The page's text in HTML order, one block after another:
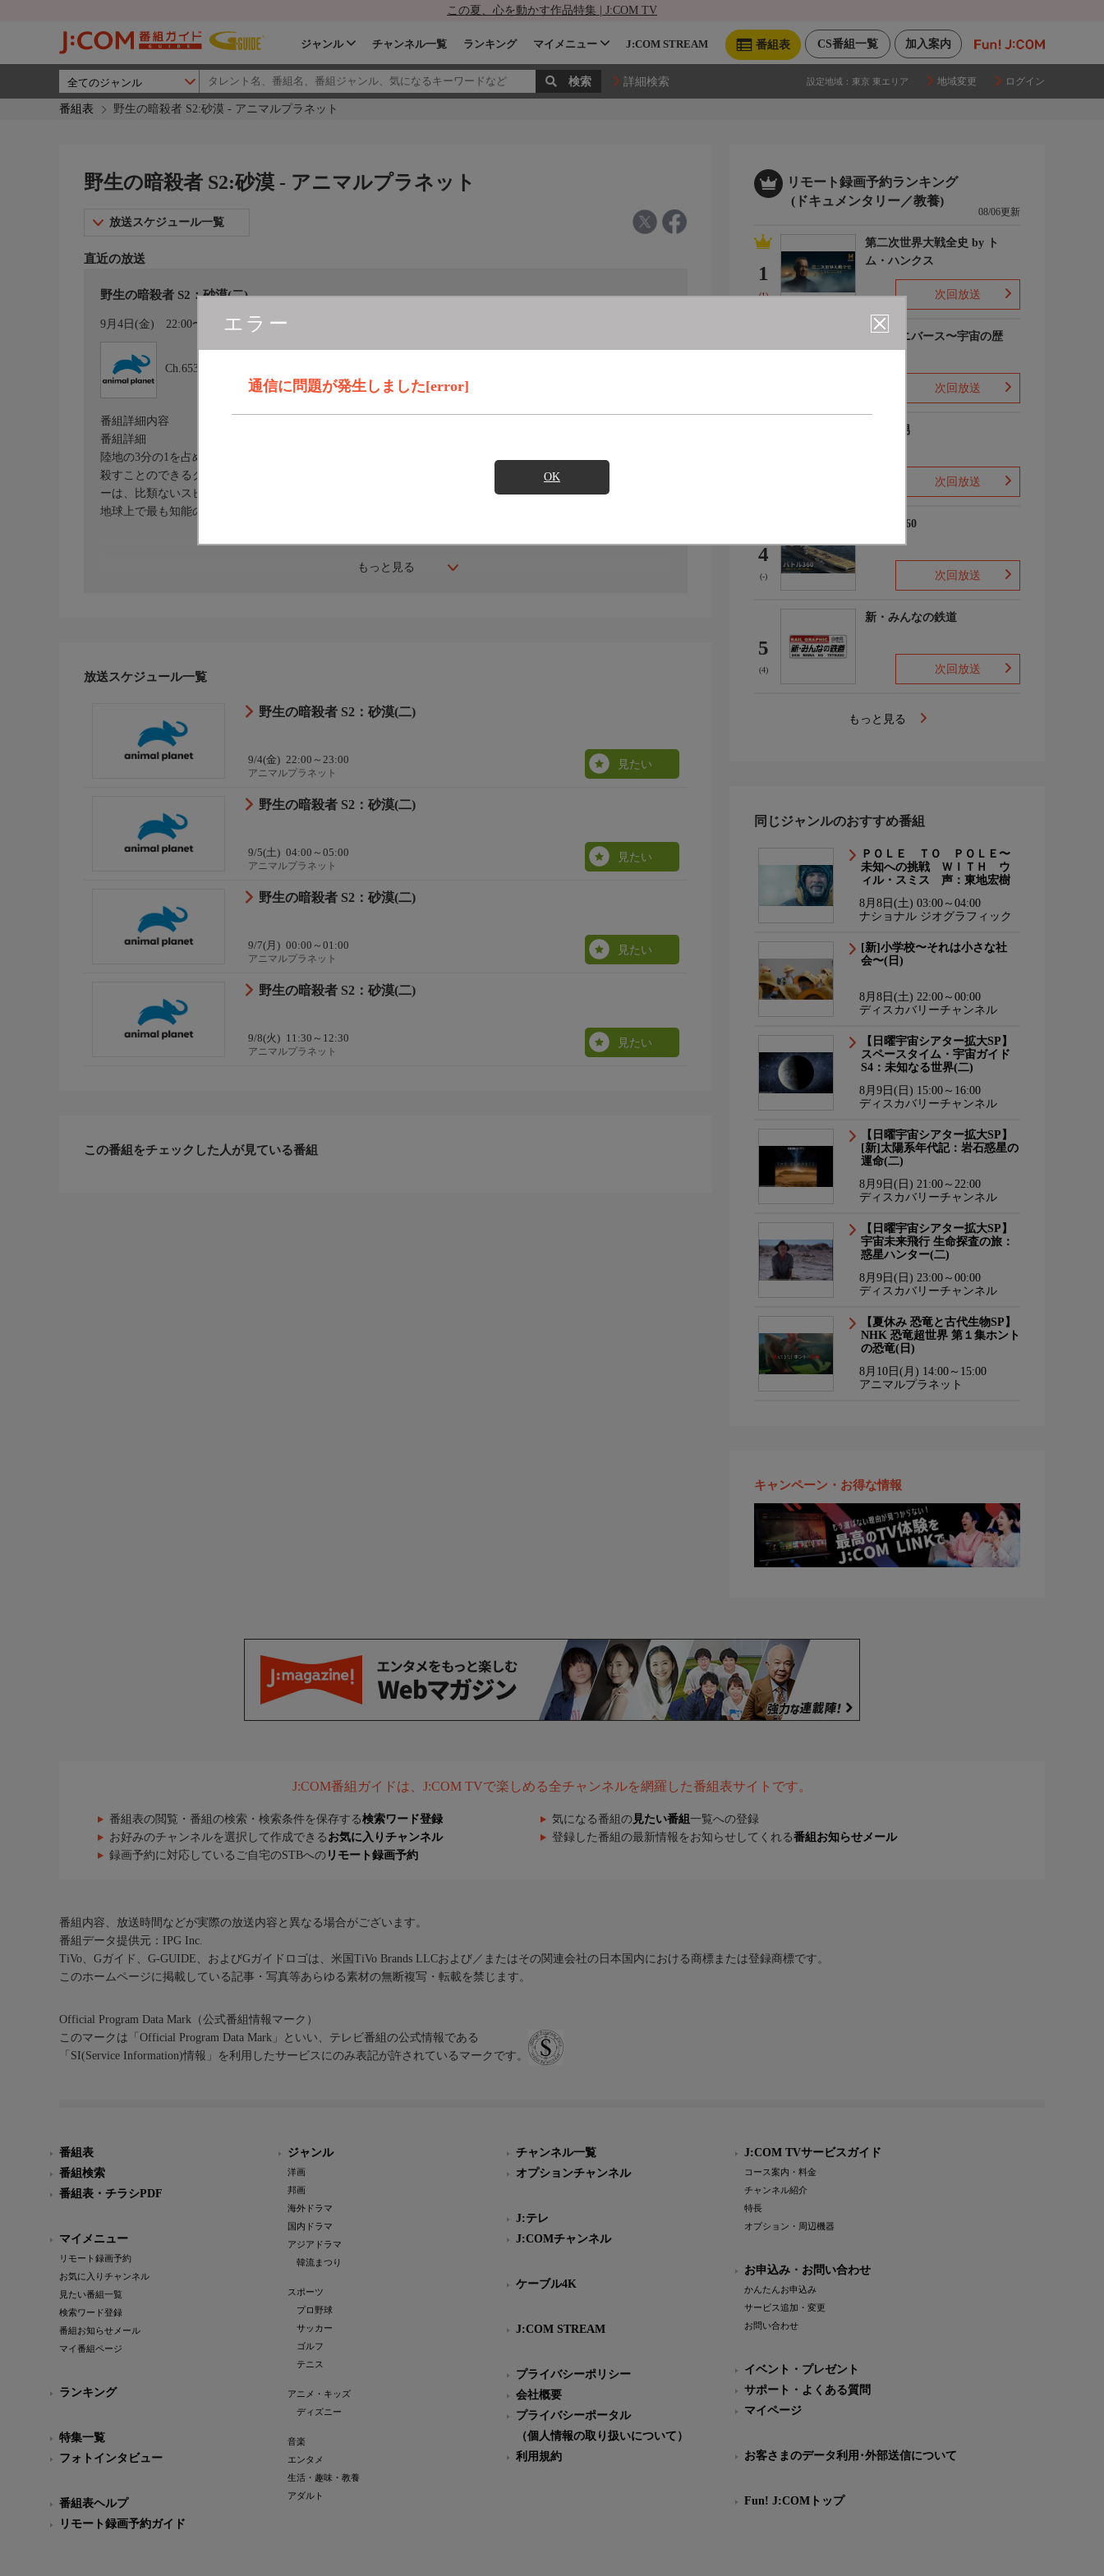
この夏、心を動かす作品特集 | J:COM TV
加入案内
CS番組一覧
番組表
ジャンル チャンネル一覧 ランキング マイメニュー J:COM STREAM
詳細検索 設定地域： 東京 東エリア 地域変更 ログイン
番組表 野生の暗殺者 S2:砂漠 - アニマルプラネット
エラー
通信に問題が発生しました[error]
OK
野生の暗殺者 S2:砂漠 - アニマルプラネット
放送スケジュール一覧
直近の放送
野生の暗殺者 S2：砂漠(二)
9月4日(金) 22:00〜23:00 カレンダー登録
Ch.653
もっと見る
番組詳細内容
番組詳細
陸地の3分の1を占める砂漠は、恐るべき危険な生物たちのすみかだ。猛スピードで攻撃を仕掛け、獲物をかみ
殺すことのできるクサリヘビや、夜な夜な遠吠えする狩りの達人、コヨーテ。イランだけに住むアジアチータ
ーは、比類ないスピードと狡猾さを持つ恐ろしい肉食獣だ。オオトカゲは獲物を毒で麻痺させて殺すという、
地球上で最も知能の高いは虫類である。今回は、そんな砂漠の暗殺者たちを紹介する。
放送スケジュール一覧
野生の暗殺者 S2：砂漠(二)
9/4(金) 22:00～23:00
アニマルプラネット
見たい
野生の暗殺者 S2：砂漠(二)
9/5(土) 04:00～05:00
アニマルプラネット
見たい
野生の暗殺者 S2：砂漠(二)
9/7(月) 00:00～01:00
アニマルプラネット
見たい
野生の暗殺者 S2：砂漠(二)
9/8(火) 11:30～12:30
アニマルプラネット
見たい
この番組をチェックした人が見ている番組
リモート録画予約ランキング
(ドキュメンタリー／教養)
08/06更新
1
(1)
第二次世界大戦全史 by ト
ム・ハンクス
次回放送
ザ・ユニバース〜宇宙の歴
次回放送
ザ・森男
次回放送
4
(-)
バトル360
次回放送
5
(4)
新・みんなの鉄道
次回放送
もっと見る
同じジャンルのおすすめ番組
ＰＯＬＥ ＴＯ ＰＯＬＥ〜
未知への挑戦 ＷＩＴＨ ウ
ィル・スミス 声：東地宏樹
8月8日(土) 03:00～04:00
ナショナル ジオグラフィック
[新]小学校〜それは小さな社
会〜(日)
8月8日(土) 22:00～00:00
ディスカバリーチャンネル
【日曜宇宙シアター拡大SP】
スペースタイム・宇宙ガイド
S4：未知なる世界(二)
8月9日(日) 15:00～16:00
ディスカバリーチャンネル
【日曜宇宙シアター拡大SP】
[新]太陽系年代記：岩石惑星の
運命(二)
8月9日(日) 21:00～22:00
ディスカバリーチャンネル
【日曜宇宙シアター拡大SP】
宇宙未来飛行 生命探査の旅：
惑星ハンター(二)
8月9日(日) 23:00～00:00
ディスカバリーチャンネル
【夏休み 恐竜と古代生物SP】
NHK 恐竜超世界 第１集ホント
の恐竜(日)
8月10日(月) 14:00～15:00
アニマルプラネット
キャンペーン・お得な情報
J:COM番組ガイドは、J:COM TVで楽しめる全チャンネルを網羅した番組表サイトです。
番組表の閲覧・番組の検索・検索条件を保存する検索ワード登録 気になる番組の 見たい番組 一覧への登録
お好みのチャンネルを選択して作成できる お気に入りチャンネル 登録した番組の最新情報をお知らせしてくれる番組お知らせメール
録画予約に対応しているご自宅のSTBへの リモート録画予約
番組内容、放送時間などが実際の放送内容と異なる場合がございます。
番組データ提供元：IPG Inc.
TiVo、Gガイド、G-GUIDE、およびGガイドロゴは、米国TiVo Brands LLCおよび／またはその関連会社の日本国内における商標または登録商標です。
このホームページに掲載している記事・写真等あらゆる素材の無断複写・転載を禁じます。
Official Program Data Mark（公式番組情報マーク）
このマークは「Official Program Data Mark」といい、テレビ番組の公式情報である
「SI(Service Information)情報」を利用したサービスにのみ表記が許されているマークです。
番組表
番組検索
番組表・チラシPDF
マイメニュー
リモート録画予約
お気に入りチャンネル
見たい番組一覧
検索ワード登録
番組お知らせメール
マイ番組ページ
ランキング
特集一覧
フォトインタビュー
番組表ヘルプ
リモート録画予約ガイド
ジャンル
洋画
邦画
海外ドラマ
国内ドラマ
アジアドラマ
韓流まつり
スポーツ
プロ野球
サッカー
ゴルフ
テニス
アニメ・キッズ
ディズニー
音楽
エンタメ
生活・趣味・教養
アダルト
チャンネル一覧
オプションチャンネル
J:テレ
J:COMチャンネル
ケーブル4K
J:COM STREAM
プライバシーポリシー
会社概要
プライバシーポータル
（個人情報の取り扱いについて）
利用規約
J:COM TVサービスガイド
コース案内・料金
チャンネル紹介
特長
オプション・周辺機器
お申込み・お問い合わせ
かんたんお申込み
サービス追加・変更
お問い合わせ
イベント・プレゼント
サポート・よくある質問
マイページ
お客さまのデータ利用･外部送信について
Fun! J:COMトップ